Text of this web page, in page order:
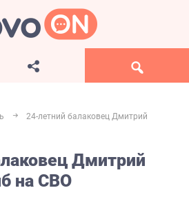
24-летний балаковец Дмитрий
Дмитрий
на СВО